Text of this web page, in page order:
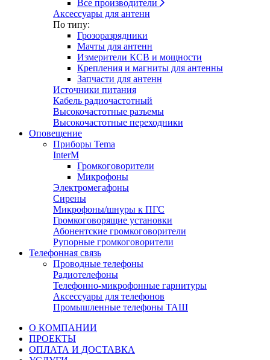
Все производители
Аксессуары для антенн
По типу:
Грозоразрядники
Мачты для антенн
Измерители КСВ и мощности
Крепления и магниты для антенны
Запчасти для антенн
Источники питания
Кабель радиочастотный
Высокочастотные разъемы
Высокочастотные переходники
Оповещение
Приборы Tema
InterM
Громкоговорители
Микрофоны
Электромегафоны
Сирены
Микрофоны/шнуры к ПГС
Громкоговорящие установки
Абонентские громкоговорители
Рупорные громкоговорители
Телефонная связь
Проводные телефоны
Радиотелефоны
Телефонно-микрофонные гарнитуры
Аксессуары для телефонов
Промышленные телефоны ТАШ
О КОМПАНИИ
ПРОЕКТЫ
ОПЛАТА И ДОСТАВКА